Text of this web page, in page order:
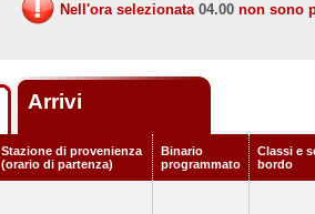
Nell'ora selezionata 04.00 non sono
Arrivi
Stazione di provenienza
(orario di partenza)
Binario
programmato
Classi e
bordo